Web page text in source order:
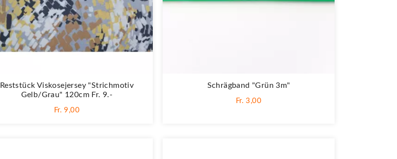
Reststück Viskosejersey "Strichmotiv
Gelb/grau" 120cm Fr. 9.-
Fr. 9,00
Schrägband "Grün 3m"
Fr. 3,00